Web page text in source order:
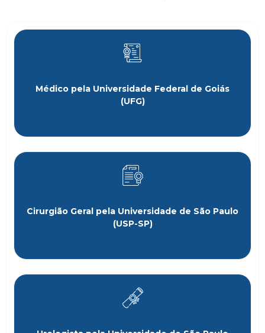
Médico pela Universidade Federal de Goiás
(UFG)
Cirurgião Geral pela Universidade de São Paulo
(USP-SP)